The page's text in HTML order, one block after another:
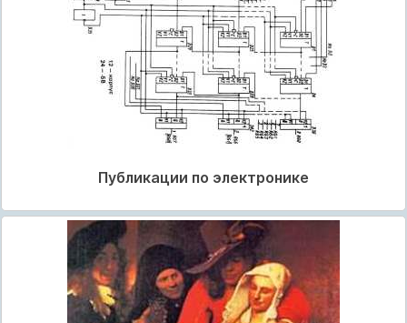
Публикации по электронике